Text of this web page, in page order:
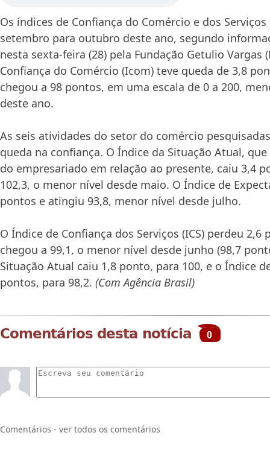
Os índices de Confiança do Comércio e dos
setembro para outubro deste ano, segundo
nesta sexta-feira (28) pela Fundação Getulio Vargas
Confiança do Comércio (Icom) teve queda de 3,8
chegou a 98 pontos, em uma escala de 0 a 200,
deste ano.
As seis atividades do setor do comércio
queda na confiança. O Índice da Situação Atual,
do empresariado em relação ao presente, caiu 3,4
102,3, o menor nível desde maio. O Índice de
pontos e atingiu 93,8, menor nível desde julho.
O Índice de Confiança dos Serviços (ICS) perdeu
chegou a 99,1, o menor nível desde junho (98,7
Situação Atual caiu 1,8 ponto, para 100, e o Índice
pontos, para 98,2. (Com Agência Brasil)
Comentários desta notícia 0
Comentários - ver todos os comentários